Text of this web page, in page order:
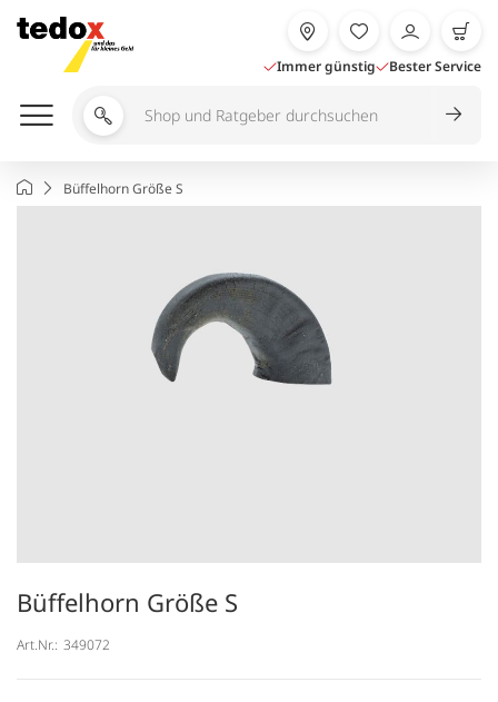
Inhalt
springen
Immer günstig Bester Service
Shop
Ratgeber
durchsuchen
StartseiteBüffelhorn Größe S
Büffelhorn Größe S
Art.Nr.: 349072